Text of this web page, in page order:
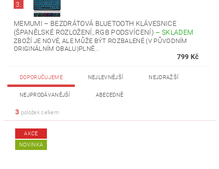
3.
MEMUMI – BEZDRÁTOVÁ BLUETOOTH KLÁVESNICE
(ŠPANĚLSKÉ ROZLOŽENÍ, RGB PODSVÍCENÍ) – SKLADEM
ZBOŽÍ JE NOVÉ, ALE MŮŽE BÝT ROZBALENÉ (V PŮVODNÍM
ORIGINÁLNÍM OBALU)PLNĚ...
799 Kč
DOPORUČUJEME NEJLEVNĚJŠÍ NEJDRAŽŠÍ
NEJPRODÁVANĚJŠÍ ABECEDNĚ
3 položek celkem
AKCE
NOVINKA